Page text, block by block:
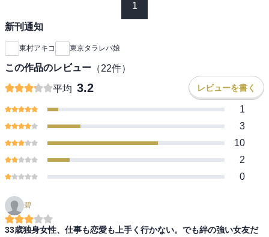
1
新刊通知
東村アキコ 東京タラレバ娘
この作品のレビュー （22件）
平均 3.2 レビューを書く
1
3
10
2
0
碧
33歳独身女性、仕事も恋愛も上手く行かない。でも絆の強い女友だ